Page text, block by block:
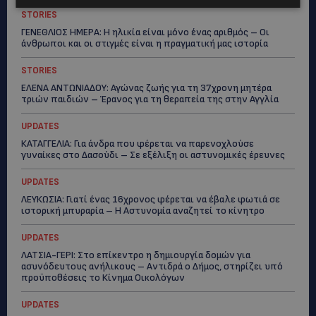
STORIES
ΓΕΝΕΘΛΙΟΣ ΗΜΕΡΑ: Η ηλικία είναι μόνο ένας αριθμός – Οι
άνθρωποι και οι στιγμές είναι η πραγματική μας ιστορία
STORIES
ΕΛΕΝΑ ΑΝΤΩΝΙΑΔΟΥ: Αγώνας ζωής για τη 37χρονη μητέρα
τριών παιδιών – Έρανος για τη θεραπεία της στην Αγγλία
UPDATES
ΚΑΤΑΓΓΕΛΙΑ: Για άνδρα που φέρεται να παρενοχλούσε
γυναίκες στο Δασούδι – Σε εξέλιξη οι αστυνομικές έρευνες
UPDATES
ΛΕΥΚΩΣΙΑ: Γιατί ένας 16χρονος φέρεται να έβαλε φωτιά σε
ιστορική μπυραρία – Η Αστυνομία αναζητεί το κίνητρο
UPDATES
ΛΑΤΣΙΑ-ΓΕΡΙ: Στο επίκεντρο η δημιουργία δομών για
ασυνόδευτους ανήλικους – Αντιδρά ο Δήμος, στηρίζει υπό
προϋποθέσεις το Κίνημα Οικολόγων
UPDATES